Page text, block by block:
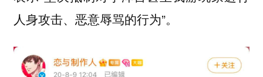
人身攻击、恶意辱骂的行为”。